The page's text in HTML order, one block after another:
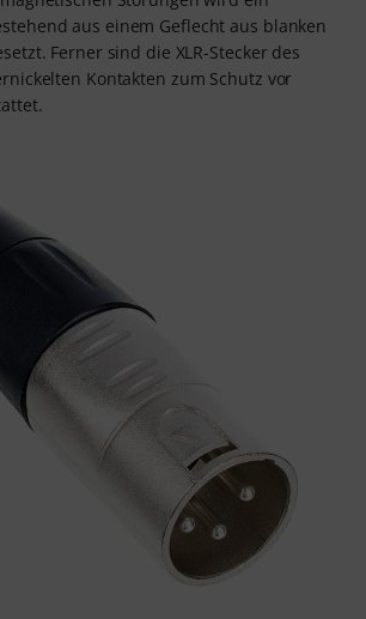
aus einem Geflecht aus blanken
Ferner sind die XLR-Stecker des
Kontakten zum Schutz vor